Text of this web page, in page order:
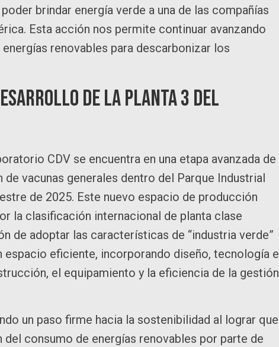
brindar energía verde a una de las compañías
Esta acción nos permite continuar avanzando
renovables para descarbonizar los
de la Planta 3 del
CDV se encuentra en una etapa avanzada de
vacunas generales dentro del Parque Industrial
de 2025. Este nuevo espacio de producción
la clasificación internacional de planta clase
de adoptar las características de “industria verde”
eficiente, incorporando diseño, tecnología e
el equipamiento y la eficiencia de la gestión
un paso firme hacia la sostenibilidad al lograr que
consumo de energías renovables por parte de